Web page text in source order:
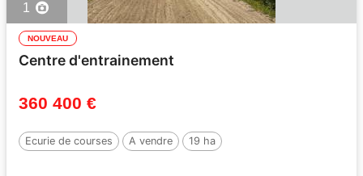
1
NOUVEAU
Centre d'entrainement
360 400 €
Ecurie de courses A vendre 19 ha